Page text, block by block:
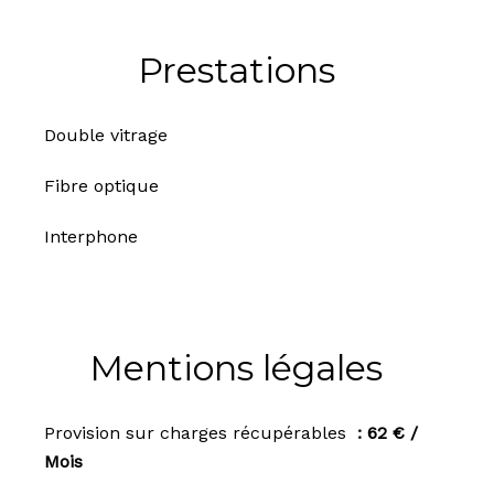
Prestations
Double vitrage
Fibre optique
Interphone
Mentions légales
Provision sur charges récupérables
62 € /
Mois